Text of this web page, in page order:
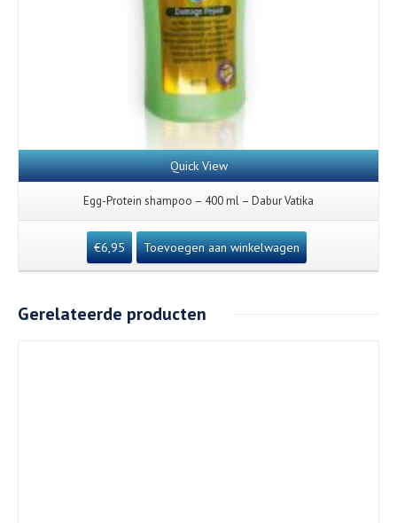
Quick View
Egg-Protein shampoo – 400 ml – Dabur Vatika
€6,95 Toevoegen aan winkelwagen
Gerelateerde producten